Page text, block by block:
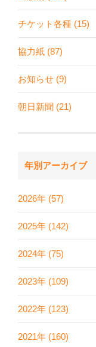
チケット各種 (15)
協力紙 (87)
お知らせ (9)
朝日新聞 (21)
年別アーカイブ
2026年 (57)
2025年 (142)
2024年 (75)
2023年 (109)
2022年 (123)
2021年 (160)